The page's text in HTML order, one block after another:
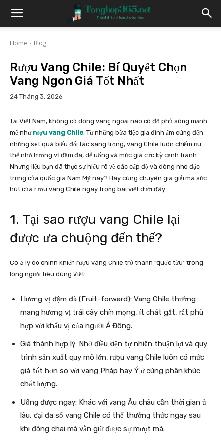
Home Blog
Rượu Vang Chile: Bí Quyết Chọn
Vang Ngon Giá Tốt Nhất
24 Tháng 3, 2026
Tại Việt Nam, không có dòng vang ngoại nào có độ phủ sóng mạnh
mẽ như rượu vang Chile. Từ những bữa tiệc gia đình ấm cúng đến
những set quà biếu đối tác sang trọng, vang Chile luôn chiếm ưu
thế nhờ hương vị đậm đà, dễ uống và mức giá cực kỳ cạnh tranh.
Nhưng liệu bạn đã thực sự hiểu rõ về các cấp độ và dòng nho đặc
trưng của quốc gia Nam Mỹ này? Hãy cùng chuyên gia giải mã sức
hút của rượu vang Chile ngay trong bài viết dưới đây.
1. Tại sao rượu vang Chile lại
được ưa chuộng đến thế?
Có 3 lý do chính khiến rượu vang Chile trở thành “quốc tửu” trong
lòng người tiêu dùng Việt:
Hương vị đậm đà (Fruit-forward): Vang Chile thường
mang hương vị trái cây chín mọng, ít chát gắt, rất phù
hợp với khẩu vị của người Á Đông.
Giá thành hợp lý: Nhờ điều kiện tự nhiên thuận lợi và quy
trình sản xuất quy mô lớn, rượu vang Chile luôn có mức
giá tốt hơn so với vang Pháp hay Ý ở cùng phân khúc
chất lượng.
Uống được ngay: Khác với vang Âu châu cần thời gian ủ
lâu, đại đa số vang Chile có thể thưởng thức ngay sau
khi đóng chai mà vẫn giữ được sự mượt mà.